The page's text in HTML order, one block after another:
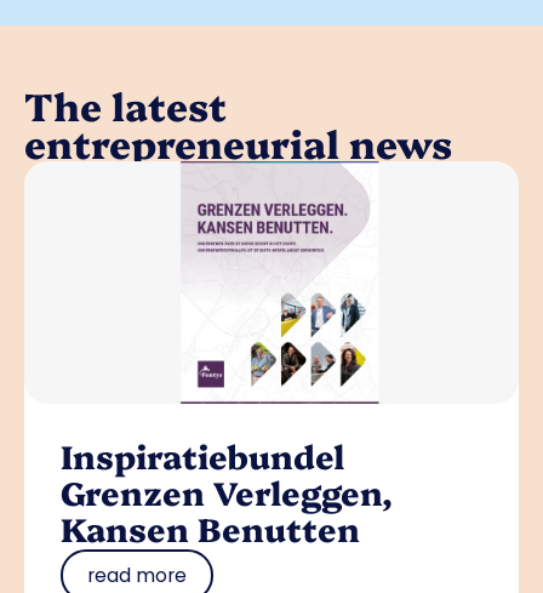
The latest
entrepreneurial news
Inspiratiebundel
Grenzen Verleggen,
Kansen Benutten
read more